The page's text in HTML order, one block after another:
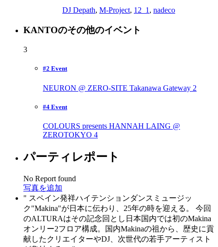
DJ Depath, M-Project, 12_1 , nadeco
KANTOのその他のイベント
3
#2 Event
NEURON @ ZERO-SITE Takanawa Gateway 2
#4 Event
COLOURS presents HANNAH LAING @
ZEROTOKYO 4
パーティレポート
No Report found
写真を追加
スペイン発祥ハイテンションダンスミュージッ
ク"Makina"が日本に伝わり、25年の時を迎える。 今回
のALTURAはその記念回とし日本国内では初のMakina
オンリー2フロア構成。国内Makinaの祖から、歴史に貢
献したクリエイターやDJ、次世代の若手アーティスト